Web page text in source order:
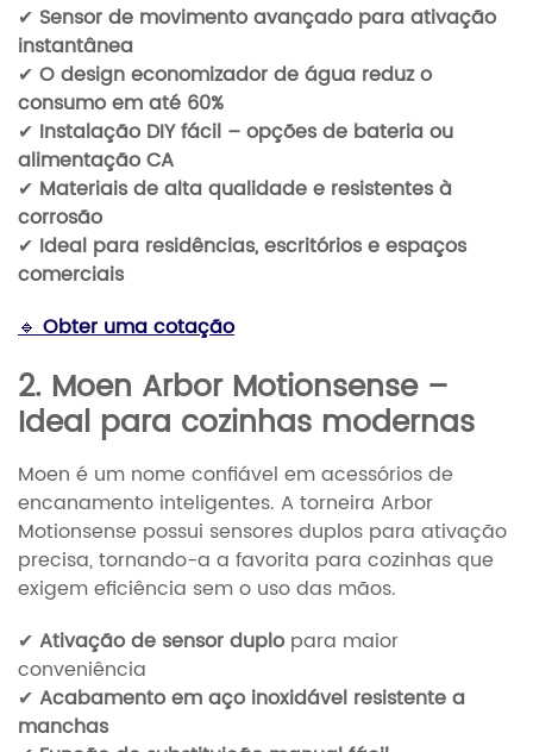
✔ Sensor de movimento avançado para ativação
instantânea
✔ O design economizador de água reduz o
consumo em até 60%
✔ Instalação DIY fácil – opções de bateria ou
alimentação CA
✔ Materiais de alta qualidade e resistentes à
corrosão
✔ Ideal para residências, escritórios e espaços
comerciais
🔹Obter uma cotação
2. Moen Arbor Motionsense –
Ideal para cozinhas modernas
Moen é um nome confiável em acessórios de
encanamento inteligentes. A torneira Arbor
Motionsense possui sensores duplos para ativação
precisa, tornando-a a favorita para cozinhas que
exigem eficiência sem o uso das mãos.
✔ Ativação de sensor duplo para maior
conveniência
✔ Acabamento em aço inoxidável resistente a
manchas